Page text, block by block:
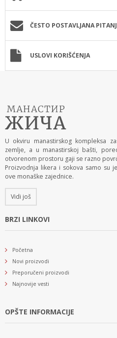
ČESTO POSTAVLJANA
USLOVI KORIŠĆENJA
U okviru manastirskog kompleksa
zemlje, a u manastirskoj bašti,
otvorenom prostoru gaji se razno
Proizvodnja likera i sokova samo su
ove monaške zajednice.
Vidi još
BRZI LINKOVI
Početna
Novi proizvodi
Preporučeni proizvodi
Najnovije vesti
OPŠTE INFORMACIJE